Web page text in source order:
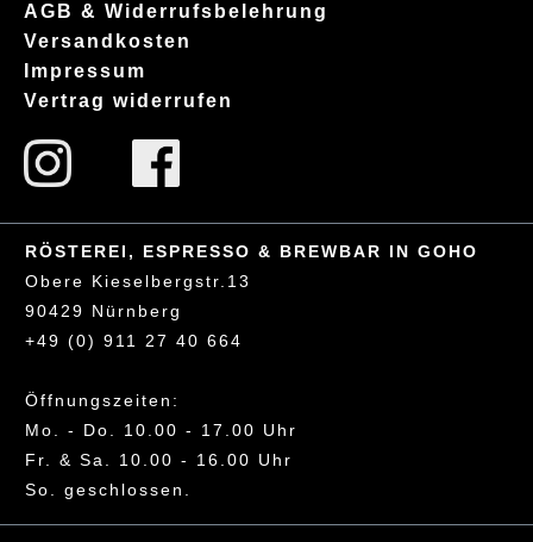
AGB & Widerrufsbelehrung
Versandkosten
Impressum
Vertrag widerrufen
RÖSTEREI, ESPRESSO & BREWBAR IN GOHO
Obere Kieselbergstr.13
90429 Nürnberg
+49 (0) 911 27 40 664
Öffnungszeiten:
Mo. - Do. 10.00 - 17.00 Uhr
Fr. & Sa. 10.00 - 16.00 Uhr
So. geschlossen.